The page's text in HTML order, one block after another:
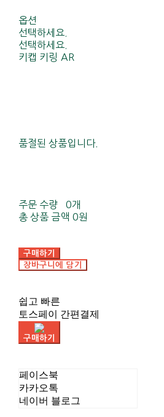
옵션
선택하세요.
선택하세요.
키캡 키링 AR
품절된 상품입니다.
주문 수량
0개
총 상품 금액 0원
구매하기
장바구니에 담기
쉽고 빠른
토스페이 간편결제
구매하기
페이스북
카카오톡
네이버 블로그